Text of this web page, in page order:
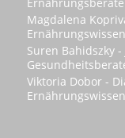
Magdalena
Suren Bahidszky
Viktoria Dobor -